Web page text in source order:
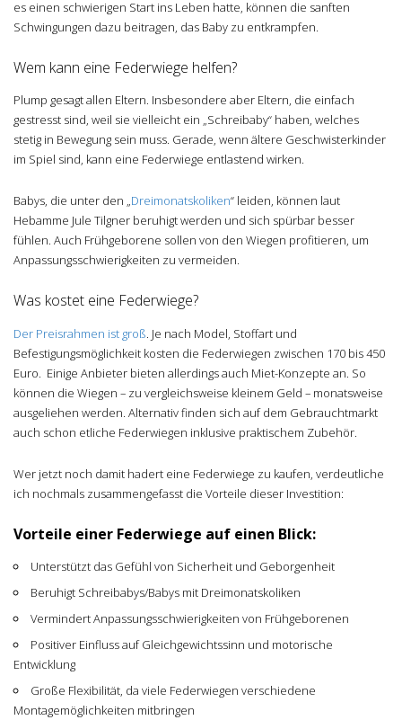
es einen schwierigen Start ins Leben hatte, können die sanften
Schwingungen dazu beitragen, das Baby zu entkrampfen.
Wem kann eine Federwiege helfen?
Plump gesagt allen Eltern. Insbesondere aber Eltern, die einfach
gestresst sind, weil sie vielleicht ein „Schreibaby“ haben, welches
stetig in Bewegung sein muss. Gerade, wenn ältere Geschwisterkinder
im Spiel sind, kann eine Federwiege entlastend wirken.
Babys, die unter den „Dreimonatskoliken“ leiden, können laut
Hebamme Jule Tilgner beruhigt werden und sich spürbar besser
fühlen. Auch Frühgeborene sollen von den Wiegen profitieren, um
Anpassungsschwierigkeiten zu vermeiden.
Was kostet eine Federwiege?
Der Preisrahmen ist groß . Je nach Model, Stoffart und
Befestigungsmöglichkeit kosten die Federwiegen zwischen 170 bis 450
Euro. Einige Anbieter bieten allerdings auch Miet-Konzepte an. So
können die Wiegen – zu vergleichsweise kleinem Geld – monatsweise
ausgeliehen werden. Alternativ finden sich auf dem Gebrauchtmarkt
auch schon etliche Federwiegen inklusive praktischem Zubehör.
Wer jetzt noch damit hadert eine Federwiege zu kaufen, verdeutliche
ich nochmals zusammengefasst die Vorteile dieser Investition:
Vorteile einer Federwiege auf einen Blick:
Unterstützt das Gefühl von Sicherheit und Geborgenheit
Beruhigt Schreibabys/Babys mit Dreimonatskoliken
Vermindert Anpassungsschwierigkeiten von Frühgeborenen
Positiver Einfluss auf Gleichgewichtssinn und motorische
Entwicklung
Große Flexibilität, da viele Federwiegen verschiedene
Montagemöglichkeiten mitbringen